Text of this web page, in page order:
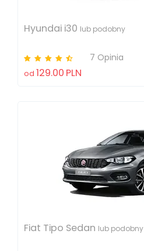
Hyundai i30 lub podobny
7 Opinia
od 129.00 PLN
Fiat Tipo Sedan lub podobny